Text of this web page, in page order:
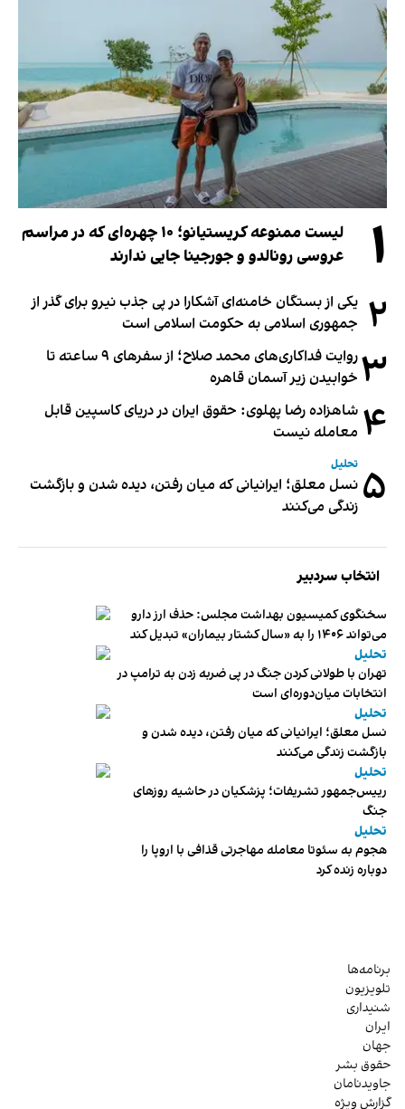
۱
لیست ممنوعه کریستیانو؛ ۱۰ چهره‌ای که در مراسم
عروسی رونالدو و جورجینا جایی ندارند
۲ یکی از بستگان خامنه‌ای آشکارا در پی جذب نیرو برای گذر از
جمهوری اسلامی به حکومت اسلامی است
۳
روایت فداکاری‌های محمد صلاح؛ از سفرهای ۹ ساعته تا
خوابیدن زیر آسمان قاهره
۴ شاهزاده رضا پهلوی: حقوق ایران در دریای کاسپین قابل
معامله نیست
۵ تحلیل
نسل معلق؛ ایرانیانی که میان رفتن، دیده شدن و بازگشت
زندگی می‌کنند
انتخاب سردبیر
سخنگوی کمیسیون بهداشت مجلس: حذف ارز دارو
می‌تواند ۱۴۰۶ را به «سال کشتار بیماران» تبدیل کند
تحلیل
تهران با طولانی کردن جنگ در پی ضربه زدن به ترامپ در
انتخابات میان‌دوره‌ای است
تحلیل
نسل معلق؛ ایرانیانی که میان رفتن، دیده شدن و
بازگشت زندگی می‌کنند
تحلیل
رییس‌جمهور تشریفات؛ پزشکیان در حاشیه روزهای
جنگ
تحلیل
هجوم به سئوتا معامله مهاجرتی قذافی با اروپا را
دوباره زنده کرد
برنامه‌ها
تلویزیون
شنیداری
ایران
جهان
حقوق بشر
جاویدنامان
گزارش ویژه